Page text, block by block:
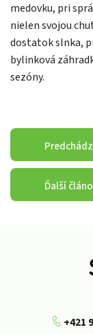
medovku, pri
nielen svojou
dostatok slnka,
bylinková
sezóny.
Ďalší
+421